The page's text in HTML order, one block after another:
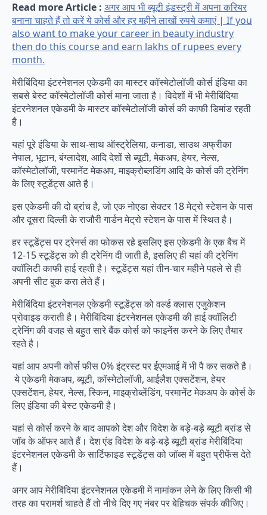
Read more Article : अगर आप भी ब्यूटी इंडस्ट्री में अपना करियर
बनाना चाहते हैं तो करें ये कोर्स और हर महीने लाखों रुपये कमाएं | If you
also want to make your career in beauty industry
then do this course and earn lakhs of rupees every
month.
मेरीबिंदिया इंटरनेशनल एकेडमी का मास्टर कॉस्मेटोलॉजी कोर्स इंडिया का
सबसे बेस्ट कॉस्मेटोलॉजी कोर्स माना जाता है। विदेशों में भी मेरीबिंदिया
इंटरनेशनल एकेडमी के मास्टर कॉस्मेटोलॉजी कोर्स की काफी डिमांड रहती
है।
यहां पूरे इंडिया के साथ-साथ ऑस्ट्रेलिया, कनाडा, साउथ अफ्रीका
नेपाल, भूटान, बंग्लादेश, आदि देशों से ब्यूटी, मेकअप, हेयर, नेल्स,
कॉस्मेटोलॉजी, परमानेंट मेकअप, माइक्रोब्लडिंग आदि के कोर्स की ट्रेनिंग
के लिए स्टूडेंट्स आते है।
इस एकेडमी की दो ब्रांच है, जो एक नोएडा सेक्टर 18 मेट्रो स्टेशन के पास
और दूसरा दिल्ली के राजौरी गार्डन मेट्रो स्टेशन के पास में स्थित है।
हर स्टूडेंट्स पर ट्रेनर्स का फोकस रहे इसलिए इस एकेडमी के एक बैच में
12-15 स्टूडेंट्स को ही ट्रेनिंग दी जाती है, इसलिए ही यहां की ट्रेनिंग
क्वॉलिटी काफी हाई रहती है। स्टूडेंट्स यहां तीन-चार महीने पहले से ही
अपनी सीट बुक करा लेते हैं।
मेरीबिंदिया इंटरनेशनल एकेडमी स्टूडेंट्स को वर्ल्ड क्लास एजुकेशन
प्रोवाइड कराती है। मेरीबिंदिया इंटरनेशनल एकेडमी की हाई क्वॉलिटी
ट्रेनिंग की वजह से बहुत सारे बैंक कोर्स को फाइनेंस करने के लिए तैयार
रहते है।
यहां आप अपनी कोर्स फीस 0% इंट्रस्ट पर ईएमआई में भी पै कर सकते है।
ये एकेडमी मेकअप, ब्यूटी, कॉस्मेटोलॉजी, आईलैश एक्सटेंशन, हेयर
एक्सटेंशन, हेयर, नेल्स, स्किन, माइक्रोब्लेंडिंग, परमानेंट मेकअप के कोर्स के
लिए इंडिया की बेस्ट एकेडमी है।
यहां से कोर्स करने के बाद आपको देश और विदेश के बड़े-बड़े ब्यूटी ब्रांड से
जॉब के ऑफर आते हैं। देश एंड विदेश के बड़े-बड़े ब्यूटी ब्रांड मेरीबिंदिया
इंटरनेशनल एकेडमी के सार्टिफाइड स्टूडेंट्स को जॉब्स में बहुत प्रीफेंस देते
हैं।
अगर आप मेरीबिंदिया इंटरनेशनल एकेडमी में नामांकन लेने के लिए किसी भी
तरह का परामर्श चाहते हैं तो नीचे दिए गए नंबर पर बेहिचक संपर्क कीजिए।